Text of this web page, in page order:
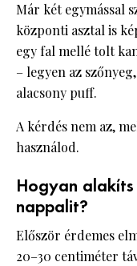
Már két egymással
központi asztal is
egy fal mellé tolt
– legyen az
alacsony puff.
A kérdés nem az,
használod.
Hogyan
nappalit?
Először érdemes
20–30 centiméter